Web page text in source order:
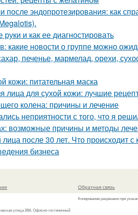
эндопротезирования: как
и как ее диагностировать
новости о группе можно
печенье, мармелад, орехи,
кожи: питательная маска
для сухой кожи: лучшие
колена: причины и лечение
неприятности с того, что я
возможные причины и методы
после 30 лет. Что происходит с
бизнеса
улица 28А, Офисно-гостиничный
Обратная связь
Копирование разрешено при